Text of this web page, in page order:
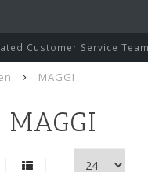
Customer Service Team
MAGGI
MAGGI